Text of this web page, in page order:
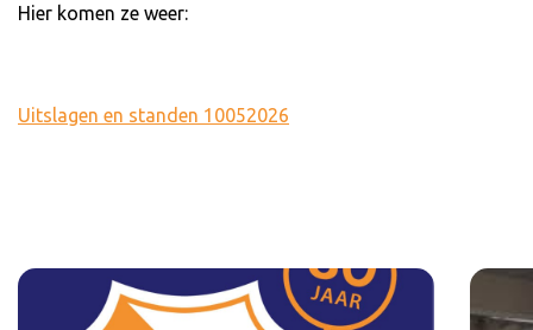
Hier komen ze weer:
Uitslagen en standen 10052026